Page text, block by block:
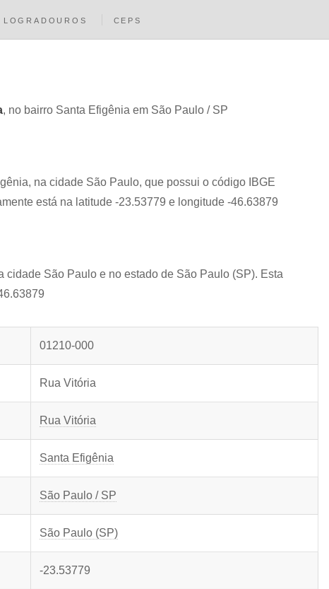
LOGRADOUROS CEPS
, no bairro Santa Efigênia em São Paulo / SP
na cidade São Paulo, que possui o código IBGE
está na latitude -23.53779 e longitude -46.63879
cidade São Paulo e no estado de São Paulo (SP). Esta
01210-000
Rua Vitória
Rua Vitória
Santa Efigênia
São Paulo / SP
São Paulo (SP)
-23.53779